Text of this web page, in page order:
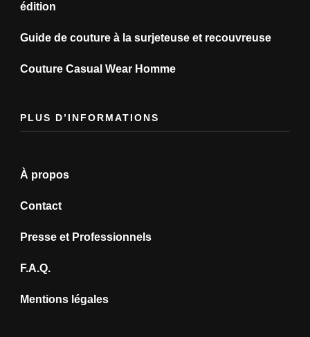
édition
Guide de couture à la surjeteuse et recouvreuse
Couture Casual Wear Homme
PLUS D’INFORMATIONS
À propos
Contact
Presse et Professionnels
F.A.Q.
Mentions légales